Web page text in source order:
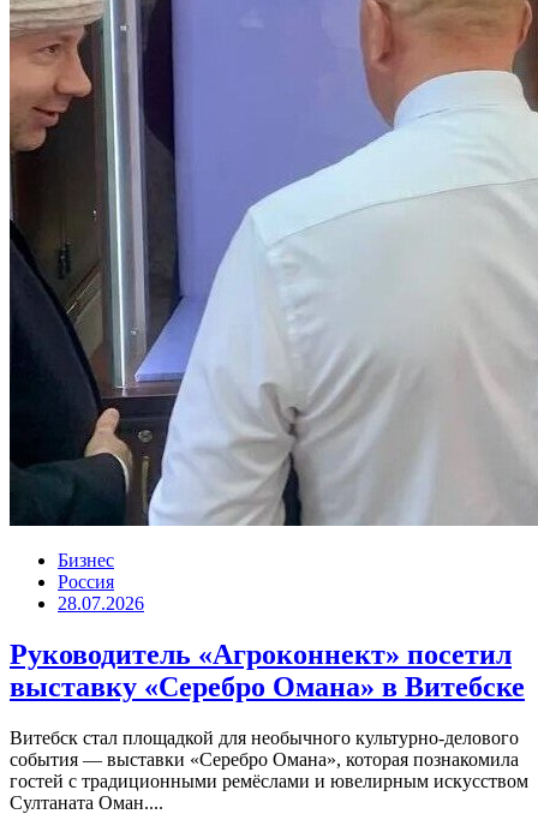
Бизнес
Россия
28.07.2026
Руководитель «Агроконнект» посетил
выставку «Серебро Омана» в Витебске
Витебск стал площадкой для необычного культурно-делового
события — выставки «Серебро Омана», которая познакомила
гостей с традиционными ремёслами и ювелирным искусством
Султаната Оман....